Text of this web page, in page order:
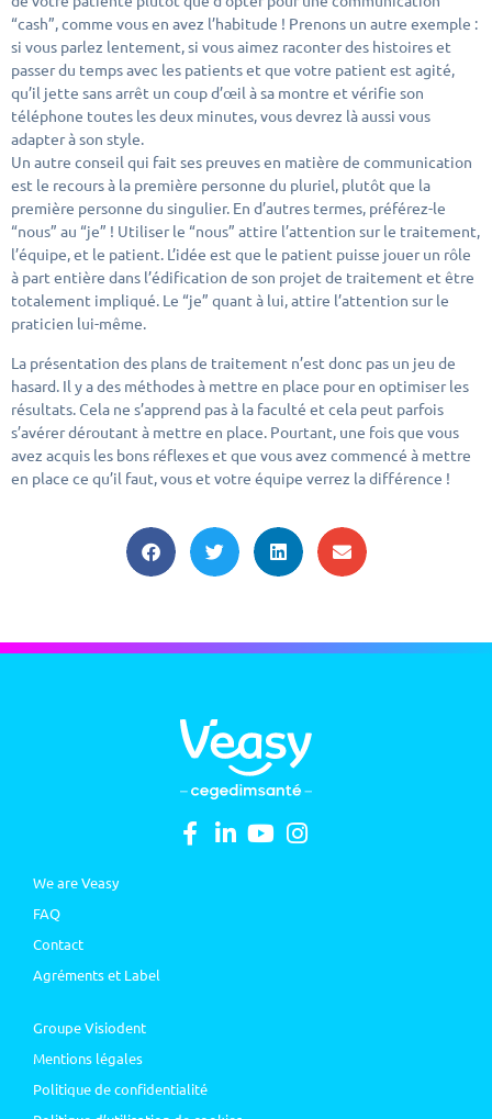
“cash”, comme vous en avez l’habitude ! Prenons un autre exemple :
si vous parlez lentement, si vous aimez raconter des histoires et
passer du temps avec les patients et que votre patient est agité,
qu’il jette sans arrêt un coup d’œil à sa montre et vérifie son
téléphone toutes les deux minutes, vous devrez là aussi vous
adapter à son style.
Un autre conseil qui fait ses preuves en matière de communication
est le recours à la première personne du pluriel, plutôt que la
première personne du singulier. En d’autres termes, préférez-le
“nous” au “je” ! Utiliser le “nous” attire l’attention sur le traitement,
l’équipe, et le patient. L’idée est que le patient puisse jouer un rôle
à part entière dans l’édification de son projet de traitement et être
totalement impliqué. Le “je” quant à lui, attire l’attention sur le
praticien lui-même.
La présentation des plans de traitement n’est donc pas un jeu de
hasard. Il y a des méthodes à mettre en place pour en optimiser les
résultats. Cela ne s’apprend pas à la faculté et cela peut parfois
s’avérer déroutant à mettre en place. Pourtant, une fois que vous
avez acquis les bons réflexes et que vous avez commencé à mettre
en place ce qu’il faut, vous et votre équipe verrez la différence !
We are Veasy
FAQ
Contact
Agréments et Label
Groupe Visiodent
Mentions légales
Politique de confidentialité